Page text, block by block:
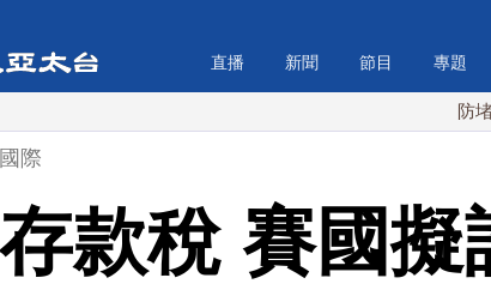
直播 新聞 節目 專題
防堵中共！
國際
款稅 賽國擬